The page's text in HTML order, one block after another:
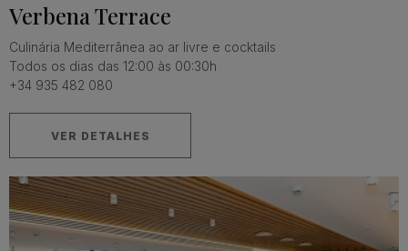
Verbena Terrace
Culinária Mediterrânea ao ar livre e cocktails
Todos os dias das 12:00 às 00:30h
+34 935 482 080
VER DETALHES